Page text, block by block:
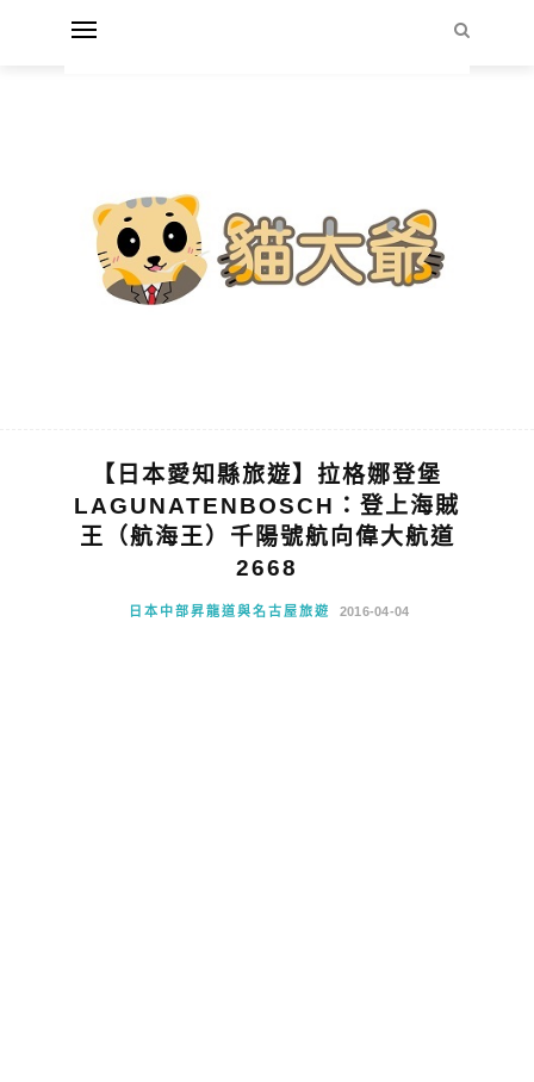
【日本愛知縣旅遊】拉格娜登堡
LAGUNATENBOSCH：登上海賊
王（航海王）千陽號航向偉大航道
2668
日本中部昇龍道與名古屋旅遊 2016-04-04